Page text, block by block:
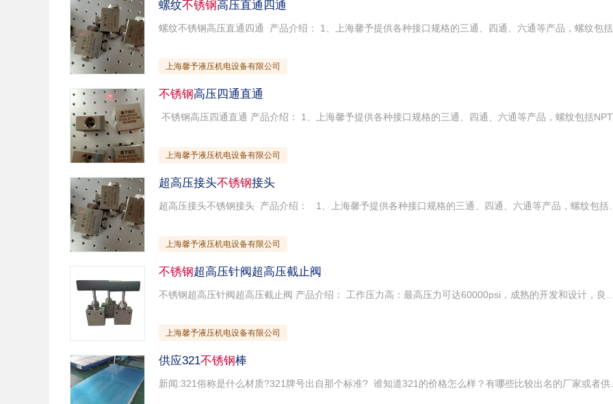
螺纹不锈钢高压直通四通
上海馨予液压机电设备有限公司
不锈钢高压四通直通
上海馨予液压机电设备有限公司
超高压接头不锈钢接头
超高压接头不锈钢接头 产品介绍： 1、上海馨予提供各种接口规
上海馨予液压机电设备有限公司
不锈钢超高压针阀超高压截止阀
不锈钢超高压针阀超高压截止阀 产品介绍： 工作压力高：最高压力可达60000psi，成熟的开发和设计，良好的配合可适用于任何恶劣的条件和高压环境下使用。 适用范围广：使用介质可为水、液压油、及大部分气体及化学腐蚀性液体，产品特殊的结构及材质可以满足各行业的使用要求。 可靠性稳定：所有超高压针阀都是由冷加工奥氏体不锈钢316或更合适材料制成，可以满足各种特殊的应用要求。 主要特点： 1、根据人体工程学设计的手柄，使用方便舒适； 2、独特的分体式阀杆设计，解决了一体式同心度问题； 3、优质的合金双螺纹设计，减小了旋钮的阻力； 4、可面板和支架安装； 5、可靠的防转固定； 6、特殊的双螺纹啮合设计，操作轻便快捷，使用寿命长； 7、316ss不锈钢材质阀体，使阀体更加耐腐蚀、耐磨损； 8、圆锥面金属密封，气体和液体均可完全密封； 9、泄压孔、连接方式都符合高压螺纹连接国际标准。 馨予公司：有多种标准及非标设备，由
上海馨予液压机电设备有限公司
供应321不锈钢棒
新闻:321俗称是什么材质?321牌号出自那个标准? 谁知道321的价格怎么样？有哪些比较出名的厂家或者供应商吗？听朋友说有个叫做东莞兴望的公司，专门卖321材料的，还给他寄样品，价格优惠，后来成交了。 对了，有关321材料的介绍是这样的: "牌号：321 特性及应用： 新闻:321俗